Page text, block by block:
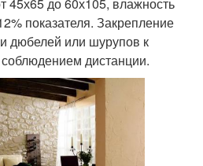
45х65 до 60х105, влажность
показателя. Закрепление
дюбелей или шурупов к
дистанции.